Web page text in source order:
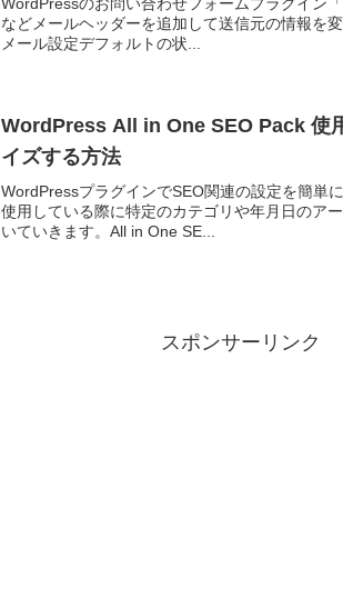
などメールヘッダーを追加して送信元の情報を
メール設定デフォルトの状...
WordPress All in One SEO Pack 使
イズする方法
WordPressプラグインでSEO関連の設定を簡単
使用している際に特定のカテゴリや年月日のア
いていきます。All in One SE...
スポンサーリンク